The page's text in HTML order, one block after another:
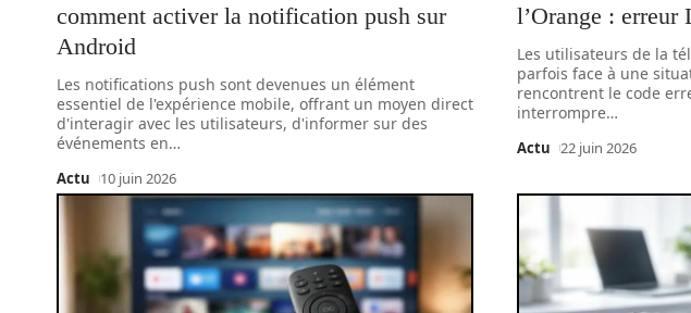
comment activer la notification push sur
Android
Les notifications push sont devenues un élément
essentiel de l'expérience mobile, offrant un moyen direct
d'interagir avec les utilisateurs, d'informer sur des
événements en…
Actu 10 juin 2026
l’Orange : erreur
Les utilisateurs de la
parfois face à une
rencontrent le code
interrompre…
Actu 22 juin 2026